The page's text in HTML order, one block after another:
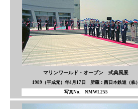
マリンワールド・オープン 式典風景
1989（平成元）年4月17日 所蔵：西日本鉄道（株）
写真No. NMWL255